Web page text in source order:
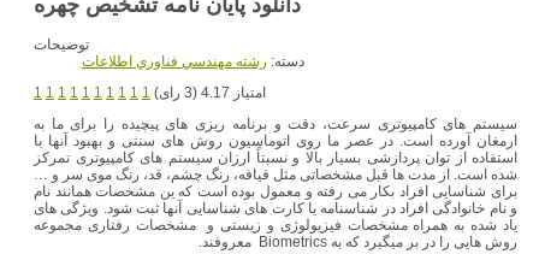
توضیحات
دسته: رشته مهندسي فناوري اطلاعات
1 1 1 1 1 1 1 1 1 1
امتیاز 4.17 (3 رای)
سیستم های کامپیوتری سرعت، دقت و برنامه ریزی های پیچیده را برای ما به
ارمغان آورده است. در عصر ما روی اتوماسیون روش های سنتی و بهبود آنها با
استفاده از توان پردازشی بسیار بالا و نسبتاً ارزان سیستم های کامپیوتری تمرکز
شده است. از مدت ها قبل مشخصاتی مثل قیافه، رنگ چشم، قد، رنگ موی سر و …
برای شناسایی افراد بکار می رفته و معمول بوده است که ین مشخصات همانند نام
و نام خانوادگی افراد در شناسنامه یا کارت های شناسایی آنها ثبت شود. ویژگی های
یاد شده به همراه مشخصات فیزیولوژی و زیستی و مشخصات رفتاری مجموعه
روش هایی را در بر میگیرد که به Biometrics معروفند.